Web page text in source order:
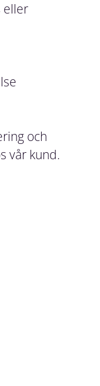
eller
och
vår kund.